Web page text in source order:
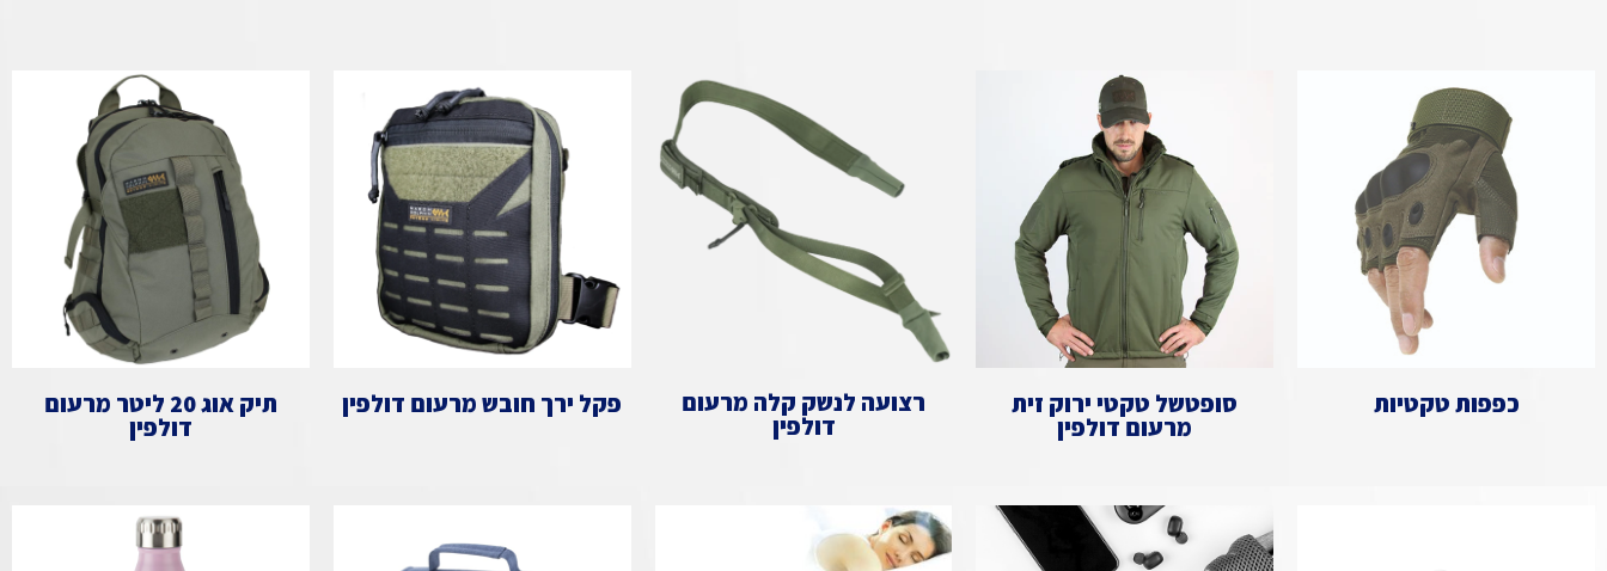
כפפות טקטיות סופטשל טקטי ירוק זית
מרעום דולפין
רצועה לנשק קלה מרעום
דולפין
פקל ירך חובש מרעום דולפין תיק אוג 20 ליטר מרעום
דולפין